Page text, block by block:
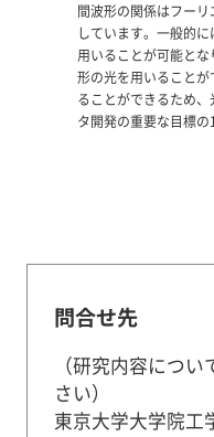
間波形の関係はフー
しています。一般的
用いることが可能と
形の光を用いること
ることができるため
タ開発の重要な目標の
問合せ先
（研究内容につ
さい）
東京大学大学院工